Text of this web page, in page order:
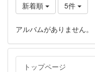
新着順 5件
アルバムがありません。
トップページ